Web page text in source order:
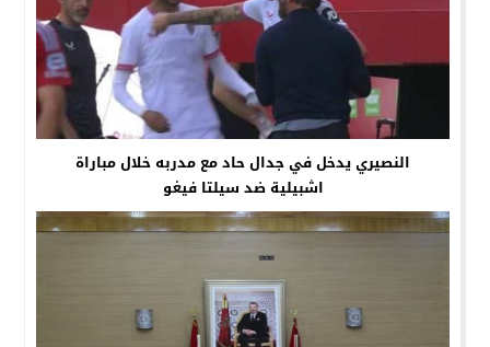
النصيري يدخل في جدال حاد مع مدربه خلال مباراة
اشبيلية ضد سيلتا فيغو